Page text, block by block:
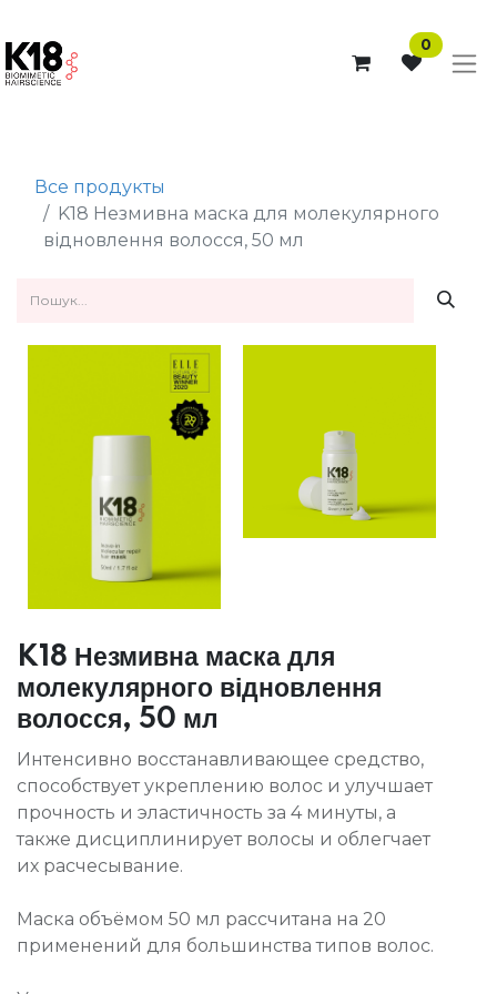
0
Все продукты
K18 Незмивна маска для молекулярного
відновлення волосся, 50 мл
K18 Незмивна маска для
молекулярного відновлення
волосся, 50 мл
Интенсивно восстанавливающее средство,
способствует укреплению волос и улучшает
прочность и эластичность за 4 минуты, а
также дисциплинирует волосы и облегчает
их расчесывание.
Маска объёмом 50 мл рассчитана на 20
применений для большинства типов волос.